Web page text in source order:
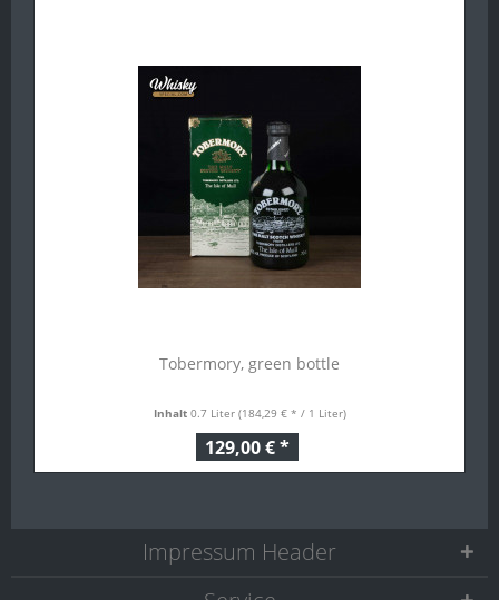
Tobermory, green bottle
Inhalt 0.7 Liter (184,29 € * / 1 Liter)
129,00 € *
Impressum Header